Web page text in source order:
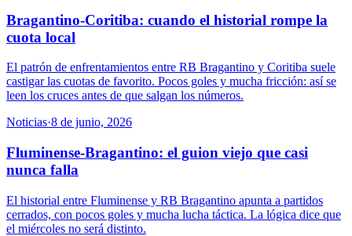
Bragantino-Coritiba: cuando el historial rompe la
cuota local
El patrón de enfrentamientos entre RB Bragantino y Coritiba suele
castigar las cuotas de favorito. Pocos goles y mucha fricción: así se
leen los cruces antes de que salgan los números.
Noticias·8 de junio, 2026
Fluminense-Bragantino: el guion viejo que casi
nunca falla
El historial entre Fluminense y RB Bragantino apunta a partidos
cerrados, con pocos goles y mucha lucha táctica. La lógica dice que
el miércoles no será distinto.